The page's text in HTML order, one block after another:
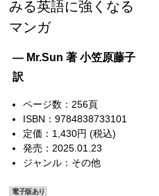
みる英語に強くなる
マンガ
— Mr.Sun 著 小笠原藤子
訳
ページ数：256頁
ISBN：9784838733101
定価：1,430円 (税込)
発売：2025.01.23
ジャンル： その他
電子版あり